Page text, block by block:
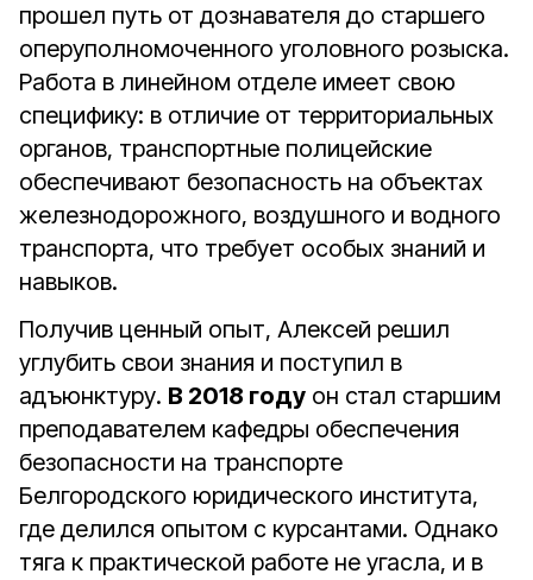
прошел путь от дознавателя до старшего
оперуполномоченного уголовного розыска.
Работа в линейном отделе имеет свою
специфику: в отличие от территориальных
органов, транспортные полицейские
обеспечивают безопасность на объектах
железнодорожного, воздушного и водного
транспорта, что требует особых знаний и
навыков.
Получив ценный опыт, Алексей решил
углубить свои знания и поступил в
адъюнктуру. В 2018 году он стал старшим
преподавателем кафедры обеспечения
безопасности на транспорте
Белгородского юридического института,
где делился опытом с курсантами. Однако
тяга к практической работе не угасла, и в